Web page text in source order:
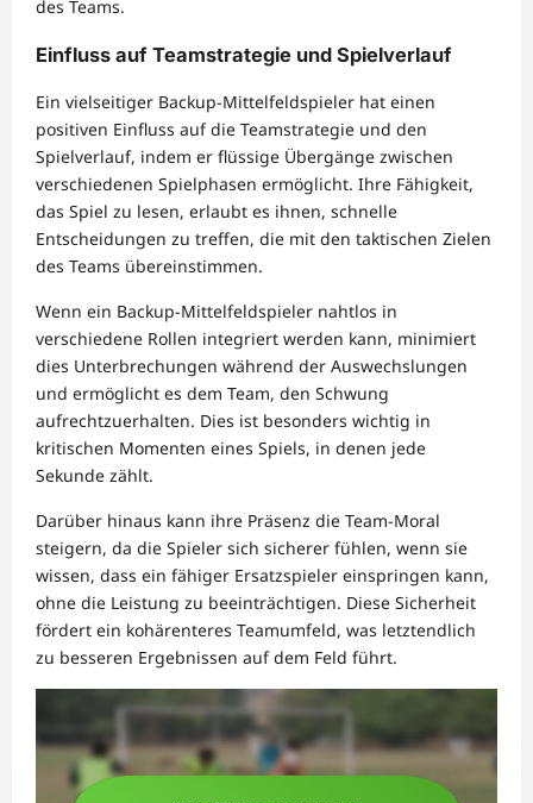
des Teams.
Einfluss auf Teamstrategie und Spielverlauf
Ein vielseitiger Backup-Mittelfeldspieler hat einen
positiven Einfluss auf die Teamstrategie und den
Spielverlauf, indem er flüssige Übergänge zwischen
verschiedenen Spielphasen ermöglicht. Ihre Fähigkeit,
das Spiel zu lesen, erlaubt es ihnen, schnelle
Entscheidungen zu treffen, die mit den taktischen Zielen
des Teams übereinstimmen.
Wenn ein Backup-Mittelfeldspieler nahtlos in
verschiedene Rollen integriert werden kann, minimiert
dies Unterbrechungen während der Auswechslungen
und ermöglicht es dem Team, den Schwung
aufrechtzuerhalten. Dies ist besonders wichtig in
kritischen Momenten eines Spiels, in denen jede
Sekunde zählt.
Darüber hinaus kann ihre Präsenz die Team-Moral
steigern, da die Spieler sich sicherer fühlen, wenn sie
wissen, dass ein fähiger Ersatzspieler einspringen kann,
ohne die Leistung zu beeinträchtigen. Diese Sicherheit
fördert ein kohärenteres Teamumfeld, was letztendlich
zu besseren Ergebnissen auf dem Feld führt.